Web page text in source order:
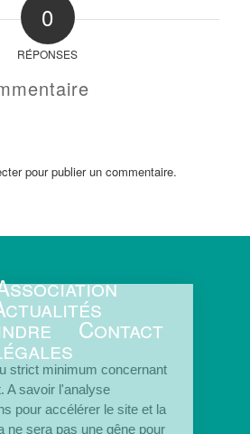
0
RÉPONSES
pour publier un commentaire.
Contact
du strict minimum concernant
A savoir l'analyse
pour accélérer le site et la
cela ne sera pas une gêne pour